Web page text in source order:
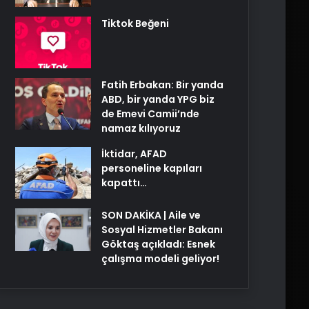
Tiktok Beğeni
Fatih Erbakan: Bir yanda
ABD, bir yanda YPG biz
de Emevi Camii’nde
namaz kılıyoruz
İktidar, AFAD
personeline kapıları
kapattı…
SON DAKİKA | Aile ve
Sosyal Hizmetler Bakanı
Göktaş açıkladı: Esnek
çalışma modeli geliyor!